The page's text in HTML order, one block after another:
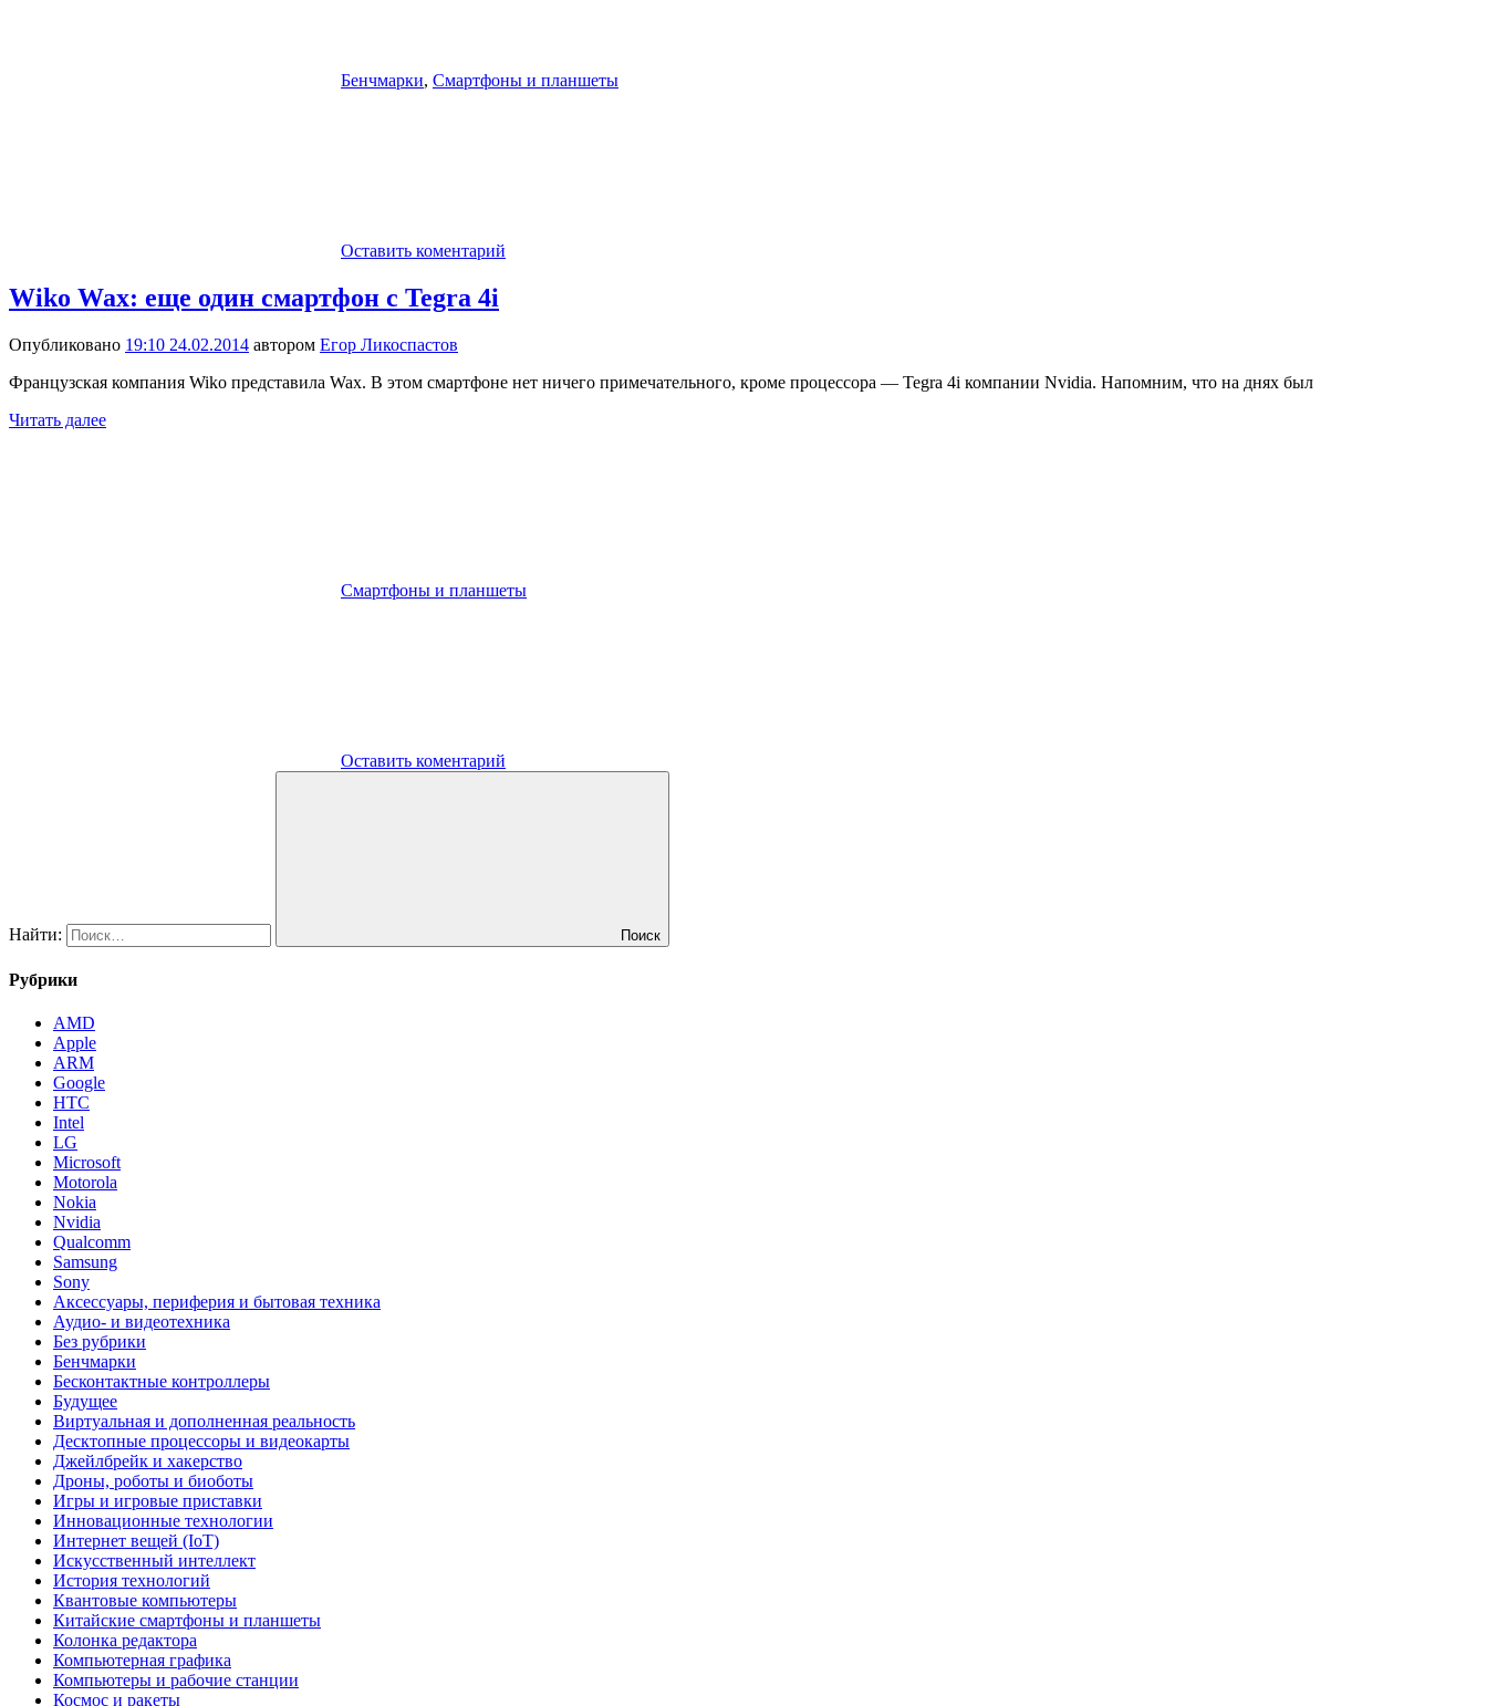
Бенчмарки, Смартфоны и планшеты
Оставить коментарий
Wiko Wax: еще один смартфон с Tegra 4i
Опубликовано 19:10 24.02.2014 автором Егор Ликоспастов
Французская компания Wiko представила Wax. В этом смартфоне нет ничего примечательного, кроме процессора — Tegra 4i компании Nvidia. Напомним, что на днях был
Читать далее
Смартфоны и планшеты
Оставить коментарий
Найти: Поиск
Рубрики
AMD
Apple
ARM
Google
HTC
Intel
LG
Microsoft
Motorola
Nokia
Nvidia
Qualcomm
Samsung
Sony
Аксессуары, периферия и бытовая техника
Аудио- и видеотехника
Без рубрики
Бенчмарки
Бесконтактные контроллеры
Будущее
Виртуальная и дополненная реальность
Десктопные процессоры и видеокарты
Джейлбрейк и хакерство
Дроны, роботы и биоботы
Игры и игровые приставки
Инновационные технологии
Интернет вещей (IoT)
Искусственный интеллект
История технологий
Квантовые компьютеры
Китайские смартфоны и планшеты
Колонка редактора
Компьютерная графика
Компьютеры и рабочие станции
Космос и ракеты